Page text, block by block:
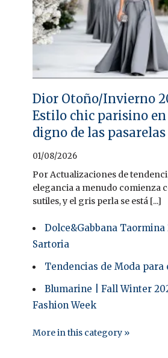
Dior Otoño/Invierno
Estilo chic parisino
digno de las pasarelas
01/08/2026
Por Actualizaciones de
elegancia a menudo comienza
sutiles, y el gris perla se está [...]
Dolce&Gabbana Taormina
Sartoria
Tendencias de Moda para
Blumarine | Fall Winter
Fashion Week
More in this category »